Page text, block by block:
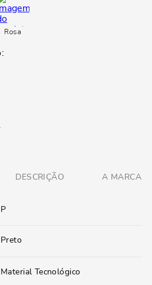
Rosa
DESCRIÇÃO A MARCA
P
Preto
Material Tecnológico